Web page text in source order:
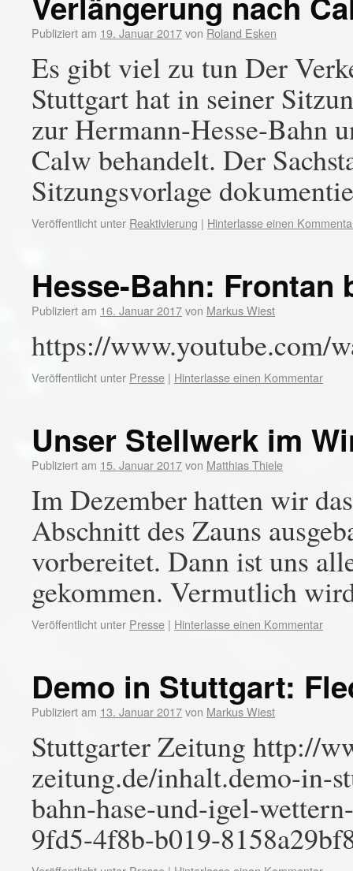
Publiziert am 19. Januar 2017von Roland Esken
Es gibt viel zu tun Der
Stuttgart hat in seiner
zur Hermann-Hesse-Bahn
Calw behandelt. Der
Sitzungsvorlage
Veröffentlicht unter Reaktivierung | Hinterlasse einen
Hesse-Bahn: Frontan
Publiziert am 16. Januar 2017von Markus Wiest
https://www.youtube.com/
Veröffentlicht unter Presse | Hinterlasse einen Kommentar
Unser Stellwerk im
Publiziert am 15. Januar 2017von Matthias Thiele
Im Dezember hatten wir
Abschnitt des Zauns
vorbereitet. Dann ist uns
gekommen. Vermutlich
Veröffentlicht unter Presse | Hinterlasse einen Kommentar
Demo in Stuttgart:
Publiziert am 13. Januar 2017von Markus Wiest
Stuttgarter Zeitung http://
zeitung.de/inhalt.demo-in-
bahn-hase-und-igel-
9fd5-4f8b-b019-